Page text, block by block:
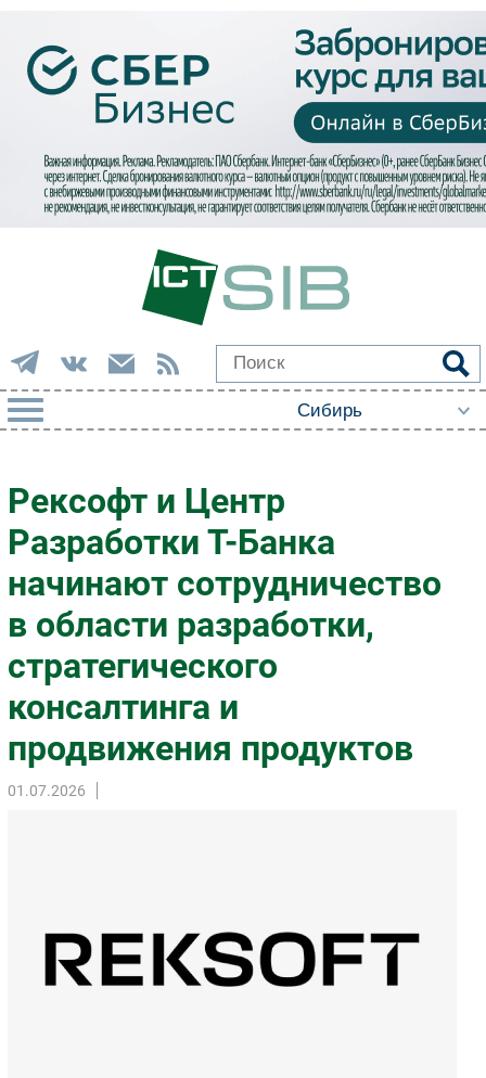
Импорто­замещение
Автоматизация Промышленности
Интернет
Фиксированная связь
Интеграция
Рынок ПК
Торговые сети
Оборудование
Финансы
Web
Рексофт и Центр
Разработки Т-Банка
начинают сотрудничество
в области разработки,
стратегического
консалтинга и
продвижения продуктов
01.07.2026